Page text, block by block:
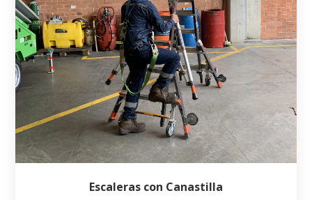
Escaleras con Canastilla